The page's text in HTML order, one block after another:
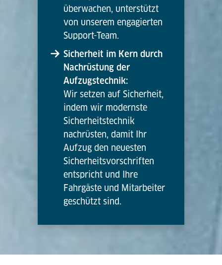
überwachen, unterstützt
von unserem engagierten
Support-Team.
Sicherheit im Kern durch
Nachrüstung der
Aufzugstechnik:
Wir setzen auf Sicherheit,
indem wir modernste
Sicherheitstechnik
nachrüsten, damit Ihr
Aufzug den neuesten
Sicherheitsvorschriften
entspricht und Ihre
Fahrgäste und Mitarbeiter
geschützt sind.